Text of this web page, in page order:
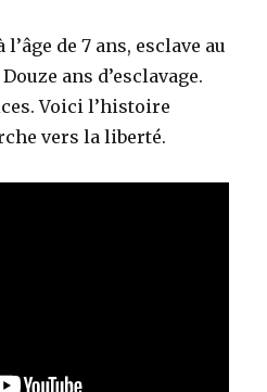
de 7 ans, esclave au
ans d’esclavage.
Voici l’histoire
vers la liberté.